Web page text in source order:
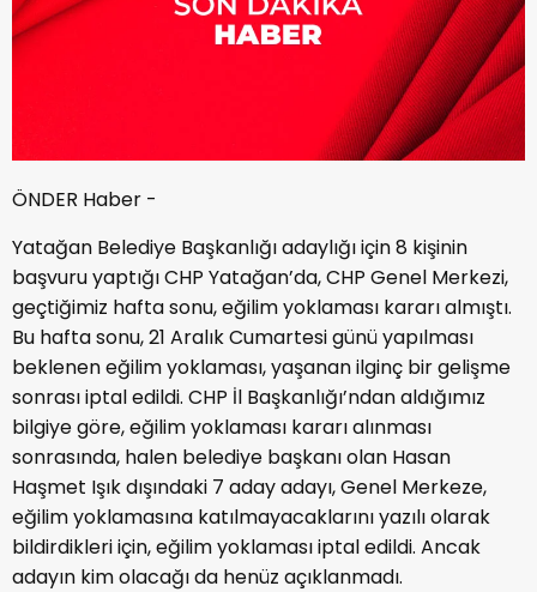
ÖNDER Haber -
Yatağan Belediye Başkanlığı adaylığı için 8 kişinin
başvuru yaptığı CHP Yatağan’da, CHP Genel Merkezi,
geçtiğimiz hafta sonu, eğilim yoklaması kararı almıştı.
Bu hafta sonu, 21 Aralık Cumartesi günü yapılması
beklenen eğilim yoklaması, yaşanan ilginç bir gelişme
sonrası iptal edildi. CHP İl Başkanlığı’ndan aldığımız
bilgiye göre, eğilim yoklaması kararı alınması
sonrasında, halen belediye başkanı olan Hasan
Haşmet Işık dışındaki 7 aday adayı, Genel Merkeze,
eğilim yoklamasına katılmayacaklarını yazılı olarak
bildirdikleri için, eğilim yoklaması iptal edildi. Ancak
adayın kim olacağı da henüz açıklanmadı.